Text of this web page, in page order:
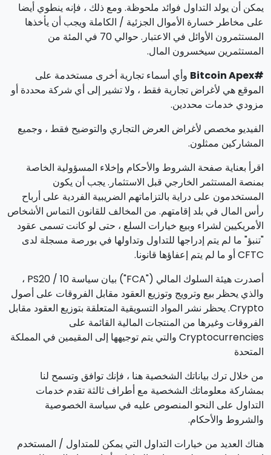
يمكن أن يولد التداول فوائد ملحوظة. ومع ذلك ، فإنه ينطوي أيضا
على مخاطر خسارة الأموال الجزئية / الكاملة ويجب أن يأخذها
المستثمرون الأوائل في الاعتبار. حوالي 70 في المئة من
المستثمرين سيخسرون المال.
#Bitcoin Apex
وأي أسماء تجارية أخرى مستخدمة على
الموقع هي لأغراض تجارية فقط ، ولا تشير إلى أي شركة محددة أو
مزودي خدمات محددين.
الفيديو مخصص لأغراض العرض التجاري والتوضيح فقط ، وجميع
المشاركين ممثلون.
اقرأ بعناية صفحة الشروط والأحكام وإخلاء المسؤولية الخاصة
بمنصة المستثمر الخارجي قبل الاستثمار. يجب أن يكون
المستخدمون على دراية بالتزاماتهم الضريبية الفردية على أرباح
رأس المال في بلد إقامتهم. من المخالف للقانون التماس الأشخاص
الأمريكيين لشراء وبيع خيارات السلع ، حتى لو كانت تسمى عقود
"تنبؤ" ما لم يتم إدراجها للتداول وتداولها في بورصة مسجلة لدى
CFTC أو ما لم يتم إعفاؤها قانونا.
أصدرت هيئة السلوك المالي ("FCA") بيان سياسة PS20 / 10 ،
والذي يحظر بيع وترويج وتوزيع العقود مقابل الفروقات على أصول
Crypto. يحظر نشر المواد التسويقية المتعلقة بتوزيع العقود مقابل
الفروقات وغيرها من المنتجات المالية القائمة على
Cryptocurrencies والتي يتم توجيهها إلى المقيمين في المملكة
المتحدة
من خلال ترك بياناتك الشخصية هنا ، فإنك توافق وتسمح لنا
بمشاركة معلوماتك الشخصية مع أطراف ثالثة تقدم خدمات
التداول على النحو المنصوص عليه في سياسة الخصوصية
والشروط والأحكام.
هناك العديد من خيارات التداول التي يمكن للمتداول / المستخدم